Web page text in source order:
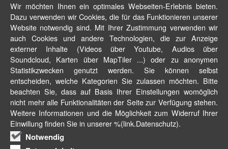
Wir möchten Ihnen ein optimales Webseiten-Erlebnis bieten.
Dazu verwenden wir Cookies, die für das Funktionieren unserer
Website notwendig sind. Mit Ihrer Zustimmung verwenden wir
auch Cookies und andere Technologien, die zur Anzeige
externer Inhalte (Videos über Youtube, Audios über
Soundcloud, Karten über MapTiler ...) oder zu anonymen
Statistikzwecken genutzt werden. Sie können selbst
entscheiden, welche Kategorien Sie zulassen möchten. Bitte
beachten Sie, dass auf Basis Ihrer Einstellungen womöglich
nicht mehr alle Funktionalitäten der Seite zur Verfügung stehen.
Weitere Informationen und die Möglichkeit zum Widerruf Ihrer
Einwillung finden Sie in unserer %(link.Datenschutz).
Notwendig